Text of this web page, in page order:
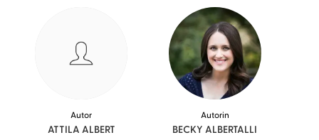
Autor
ATTILA ALBERT
Autorin
BECKYALBERTALLI